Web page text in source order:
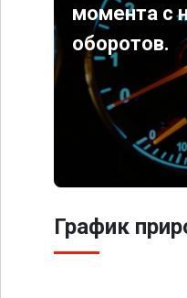
момента с
оборотов.
График